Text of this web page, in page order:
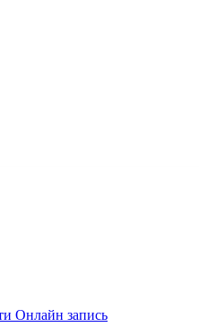
Онлайн запись